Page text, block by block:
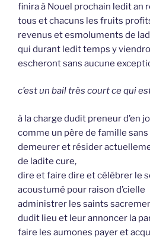
finira à Nouel prochain ledit an
tous et chacuns les fruits
revenus et esmoluments de
qui durant ledit temps y
escheront sans aucune
c’est un bail très court ce qui
à la charge dudit preneur d’en
comme un père de famille
demeurer et résider
de ladite cure,
dire et faire dire et célébrer le
acoustumé pour raison d’cielle
administrer les saints
dudit lieu et leur annoncer la
faire les aumones payer et